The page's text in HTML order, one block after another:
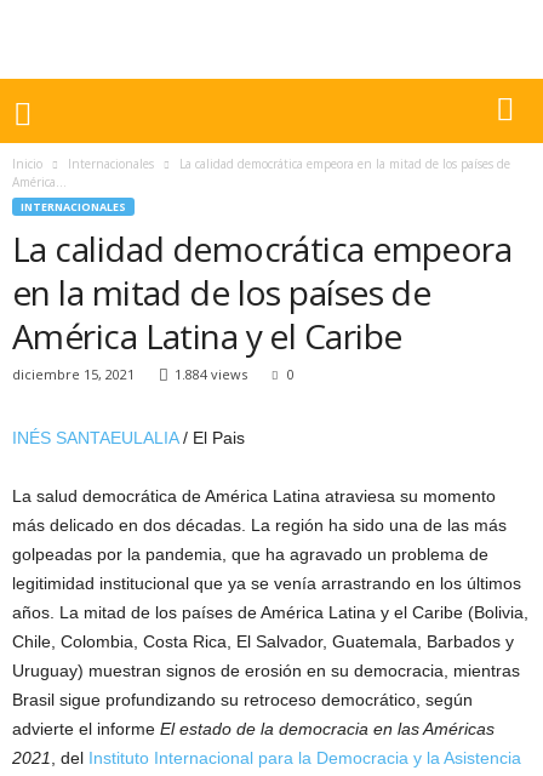
Inicio Internacionales
La calidad democrática empeora en la mitad de los países de
América...
INTERNACIONALES
La calidad democrática empeora
en la mitad de los países de
América Latina y el Caribe
diciembre 15, 2021 1.884 views 0
INÉS SANTAEULALIA/ El Pais
La salud democrática de América Latina atraviesa su momento
más delicado en dos décadas. La región ha sido una de las más
golpeadas por la pandemia, que ha agravado un problema de
legitimidad institucional que ya se venía arrastrando en los últimos
años. La mitad de los países de América Latina y el Caribe (Bolivia,
Chile, Colombia, Costa Rica, El Salvador, Guatemala, Barbados y
Uruguay) muestran signos de erosión en su democracia, mientras
Brasil sigue profundizando su retroceso democrático, según
advierte el informe El estado de la democracia en las Américas
2021
, del Instituto Internacional para la Democracia y la Asistencia